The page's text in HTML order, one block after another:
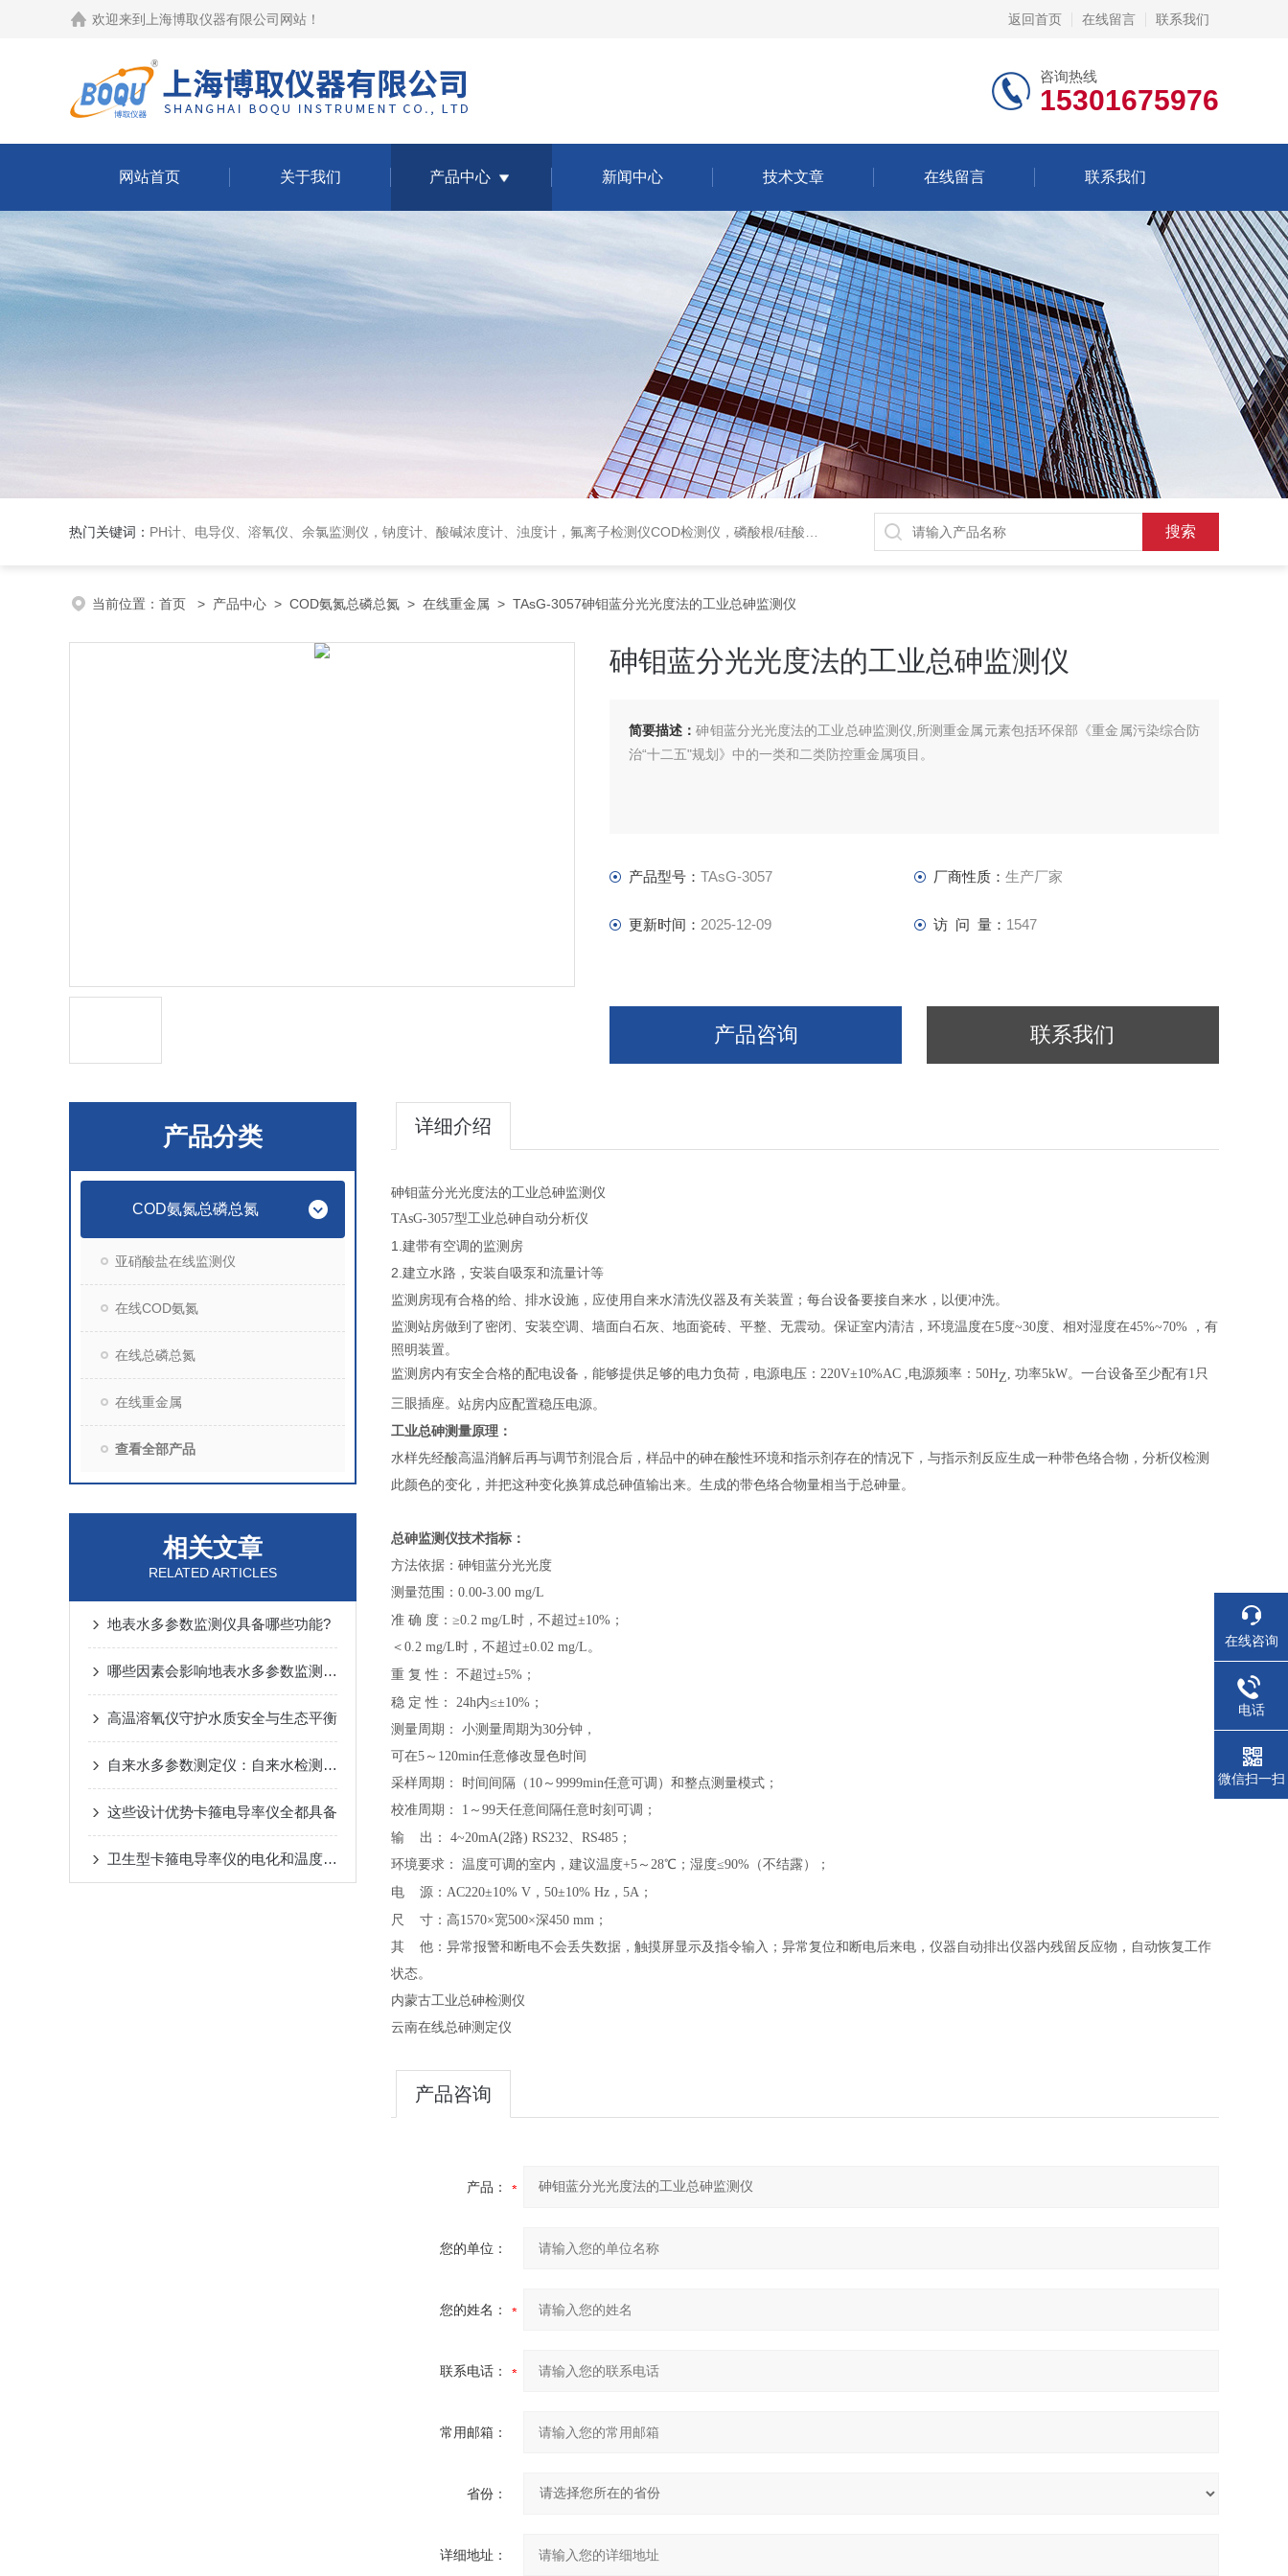
欢迎来到 上海博取仪器有限公司网站 ！ 返回首页 在线留言 联系我们
咨询热线
15301675976
网站首页 关于我们 产品中心 新闻中心 技术文章 在线留言 联系我们
热门关键词： PH计、电导仪、溶氧仪、余氯监测仪，钠度计、酸碱浓度计、浊度计，氟离子检测仪COD检测仪，磷酸根/硅酸根分析仪，PH电极、溶氧电极、电导电极
当前位置： 首页 > 产品中心 > COD氨氮总磷总氮 > 在线重金属 > TAsG-3057砷钼蓝分光光度法的工业总砷监测仪
砷钼蓝分光光度法的工业总砷监测仪
简要描述：砷钼蓝分光光度法的工业总砷监测仪,所测重金属元素包括环保部《重金属污染综合防
治“十二五"规划》中的一类和二类防控重金属项目。
产品型号： TAsG-3057 厂商性质： 生产厂家
更新时间： 2025-12-09 访 问 量： 1547
产品咨询 联系我们
产品分类
COD氨氮总磷总氮
亚硝酸盐在线监测仪
在线COD氨氮
在线总磷总氮
在线重金属
查看全部产品
相关文章
RELATED ARTICLES
地表水多参数监测仪具备哪些功能?
哪些因素会影响地表水多参数监测仪的准确性？
高温溶氧仪守护水质安全与生态平衡
自来水多参数测定仪：自来水检测的未来
这些设计优势卡箍电导率仪全都具备
卫生型卡箍电导率仪的电化和温度补偿
详细介绍
砷钼蓝分光光度法的工业总砷监测仪
TAsG-3057型工业总砷自动分析仪
1.建带有空调的监测房
2.建立水路， 安装自吸泵和流量计等
监测房现有合格的给、排水设施，应使用自来水清洗仪器及有关装置；每台设备要接自来水，以便冲洗。
监测站房做到了密闭、安装空调、墙面白石灰、地面瓷砖、平整、无震动。保证室内清洁，环境温度在5度~30度、相对湿度在45%~70% ，有
照明装置。
监测房内有安全合格的配电设备 ，能够提供足够的电力负荷，电源电压：220V±10%AC ,电源频率：50HZ, 功率5kW。一台设备至少配有1只
三眼插座。 站房内应配置稳压电源。
工业总砷测量原理：
水样先经酸高温消解后再与调节剂混合后，样品中的砷在酸性环境和指示剂存在的情况下，与指示剂反应生成一种带色络合物，分析仪检测
此颜色的变化，并把这种变化换算成总砷值输出来。生成的带色络合物量相当于总砷量。
总砷监测仪技术指标：
方法依据：砷钼蓝分光光度
测量范围：0.00-3.00 mg/L
准 确 度：≥0.2 mg/L时，不超过±10%；
＜0.2 mg/L时，不超过±0.02 mg/L。
重 复 性： 不超过±5% ；
稳 定 性： 24h内≤±10% ；
测量周期： 小测量周期为30分钟，
可在5～120min任意修改显色时间
采样周期： 时间间隔（10～9999min任意可调）和整点测量模式 ；
校准周期： 1～99天任意间隔任意时刻可调 ；
输
出： 4~20mA(2路) RS232、RS485 ；
环境要求： 温度可调的室内，建议温度+5～28℃；湿度≤90%（不结露）
；
电
源：AC220±10% V，50±10% Hz，5A ；
尺
寸：高1570×宽500×深450 mm ；
其 他： 异常报警和断电不会丢失数据 ， 触摸屏显示及指令输入 ； 异常复位和断电后来电，仪器自动排出仪器内残留反应物，自动恢复工作
状态。
内蒙古工业总砷检测仪
云南在线总砷测定仪
产品咨询
产品：
您的单位：
您的姓名：
联系电话：
常用邮箱：
省份：
详细地址：
在线咨询
电话
微信扫一扫